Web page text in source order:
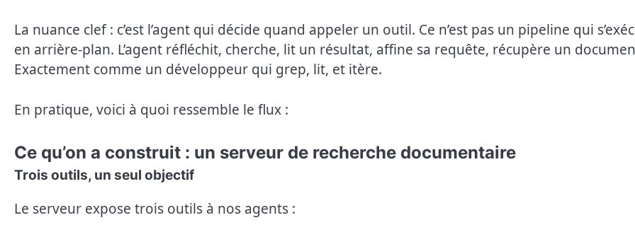
La nuance clef : c’est l’agent qui décide quand appeler un outil. Ce n’est pas un pipeline qui
en arrière-plan. L’agent réfléchit, cherche, lit un résultat, affine sa requête, récupère un
Exactement comme un développeur qui grep, lit, et itère.
En pratique, voici à quoi ressemble le flux :
Ce qu’on a construit : un serveur de recherche documentaire
Trois outils, un seul objectif
Le serveur expose trois outils à nos agents :